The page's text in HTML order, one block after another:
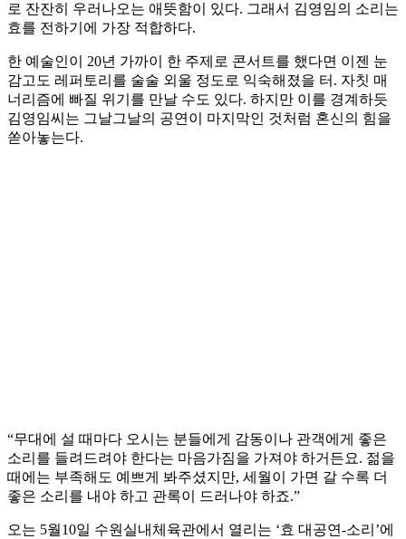
로 잔잔히 우러나오는 애뜻함이 있다. 그래서 김영임의 소리는
효를 전하기에 가장 적합하다.
한 예술인이 20년 가까이 한 주제로 콘서트를 했다면 이젠 눈
감고도 레퍼토리를 술술 외울 정도로 익숙해졌을 터. 자칫 매
너리즘에 빠질 위기를 만날 수도 있다. 하지만 이를 경계하듯
김영임씨는 그날그날의 공연이 마지막인 것처럼 혼신의 힘을
쏟아놓는다.
“무대에 설 때마다 오시는 분들에게 감동이나 관객에게 좋은
소리를 들려드려야 한다는 마음가짐을 가져야 하거든요. 젊을
때에는 부족해도 예쁘게 봐주셨지만, 세월이 가면 갈 수록 더
좋은 소리를 내야 하고 관록이 드러나야 하죠.”
오는 5월10일 수원실내체육관에서 열리는 ‘효 대공연-소리’에